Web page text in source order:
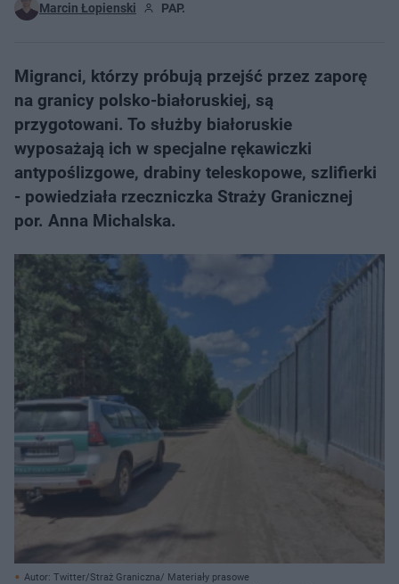
Marcin Łopienski PAP.
Migranci, którzy próbują przejść przez zaporę
na granicy polsko-białoruskiej, są
przygotowani. To służby białoruskie
wyposażają ich w specjalne rękawiczki
antypoślizgowe, drabiny teleskopowe, szlifierki
- powiedziała rzeczniczka Straży Granicznej
por. Anna Michalska.
Autor: Twitter/Straż Graniczna/ Materiały prasowe